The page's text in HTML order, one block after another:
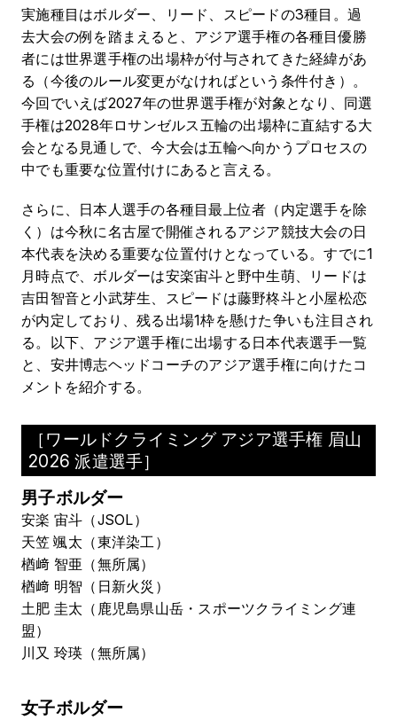
実施種目はボルダー、リード、スピードの3種目。過
去大会の例を踏まえると、アジア選手権の各種目優勝
者には世界選手権の出場枠が付与されてきた経緯があ
る（今後のルール変更がなければという条件付き）。
今回でいえば2027年の世界選手権が対象となり、同選
手権は2028年ロサンゼルス五輪の出場枠に直結する大
会となる見通しで、今大会は五輪へ向かうプロセスの
中でも重要な位置付けにあると言える。
さらに、日本人選手の各種目最上位者（内定選手を除
く）は今秋に名古屋で開催されるアジア競技大会の日
本代表を決める重要な位置付けとなっている。すでに1
月時点で、ボルダーは安楽宙斗と野中生萌、リードは
吉田智音と小武芽生、スピードは藤野柊斗と小屋松恋
が内定しており、残る出場1枠を懸けた争いも注目され
る。以下、アジア選手権に出場する日本代表選手一覧
と、安井博志ヘッドコーチのアジア選手権に向けたコ
メントを紹介する。
［ワールドクライミング アジア選手権 眉山
2026 派遣選手］
男子ボルダー
安楽 宙斗（JSOL）
天笠 颯太（東洋染工）
楢﨑 智亜（無所属）
楢﨑 明智（日新火災）
土肥 圭太（鹿児島県山岳・スポーツクライミング連
盟）
川又 玲瑛（無所属）
女子ボルダー